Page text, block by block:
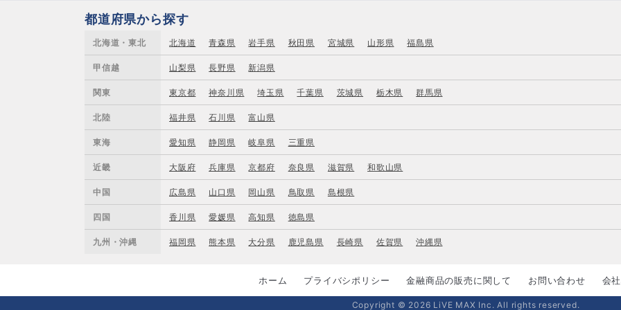
都道府県から探す
北海道・東北 北海道 青森県 岩手県 秋田県 宮城県 山形県 福島県
甲信越 山梨県 長野県 新潟県
関東 東京都 神奈川県 埼玉県 千葉県 茨城県 栃木県 群馬県
北陸 福井県 石川県 富山県
東海 愛知県 静岡県 岐阜県 三重県
近畿 大阪府 兵庫県 京都府 奈良県 滋賀県 和歌山県
中国 広島県 山口県 岡山県 鳥取県 島根県
四国 香川県 愛媛県 高知県 徳島県
九州・沖縄 福岡県 熊本県 大分県 鹿児島県 長崎県 佐賀県 沖縄県
ホーム プライバシポリシー 金融商品の販売に関して お問い合わせ 会
Copyright © 2026 LiVE MAX Inc. All rights reserved.